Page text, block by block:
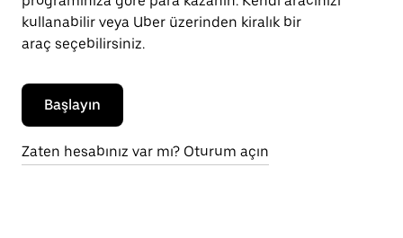
kullanabilir veya Uber üzerinden kiralık bir
araç seçebilirsiniz.
Başlayın
Zaten hesabınız var mı? Oturum açın